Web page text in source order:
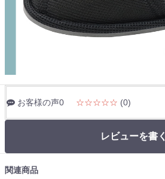
お客様の声0 ☆☆☆☆☆ (0)
レビューを書く
関連商品